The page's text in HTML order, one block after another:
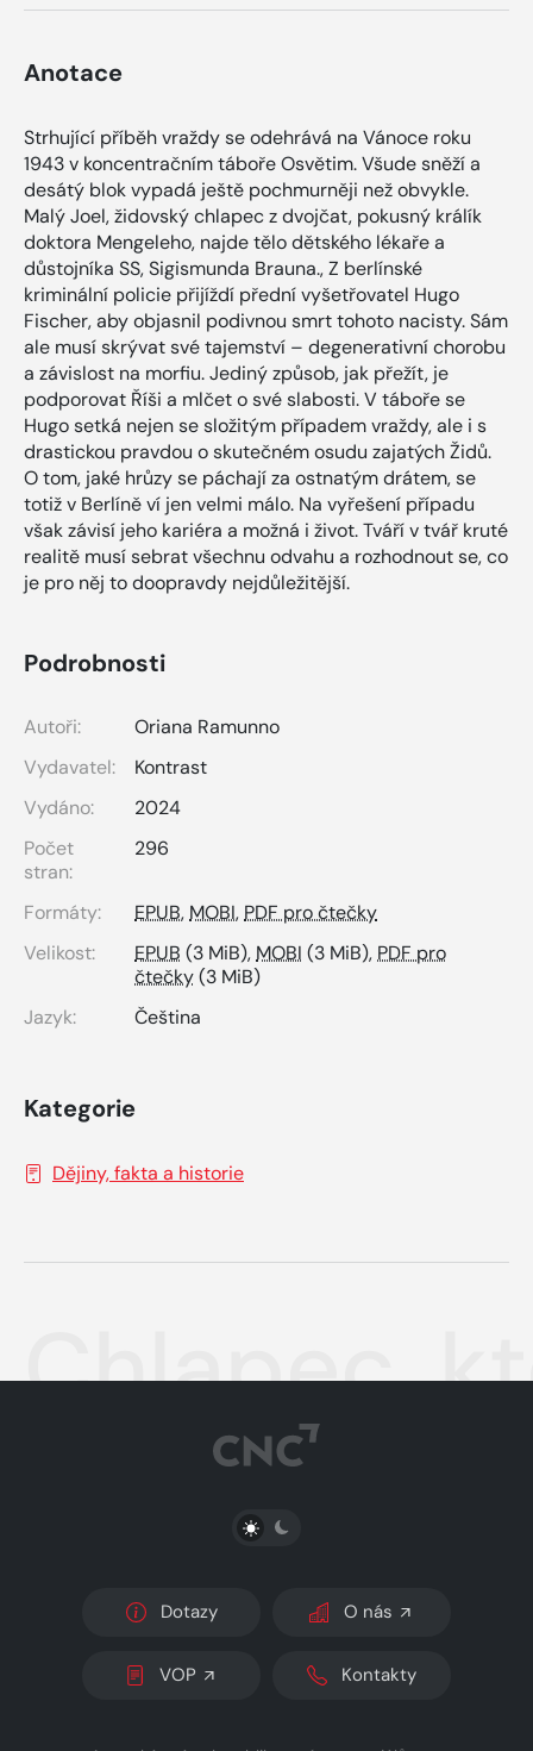
Anotace
Strhující příběh vraždy se odehrává na Vánoce roku
1943 v koncentračním táboře Osvětim. Všude sněží a
desátý blok vypadá ještě pochmurněji než obvykle.
Malý Joel, židovský chlapec z dvojčat, pokusný králík
doktora Mengeleho, najde tělo dětského lékaře a
důstojníka SS, Sigismunda Brauna., Z berlínské
kriminální policie přijíždí přední vyšetřovatel Hugo
Fischer, aby objasnil podivnou smrt tohoto nacisty. Sám
ale musí skrývat své tajemství – degenerativní chorobu
a závislost na morfiu. Jediný způsob, jak přežít, je
podporovat Říši a mlčet o své slabosti. V táboře se
Hugo setká nejen se složitým případem vraždy, ale i s
drastickou pravdou o skutečném osudu zajatých Židů.
O tom, jaké hrůzy se páchají za ostnatým drátem, se
totiž v Berlíně ví jen velmi málo. Na vyřešení případu
však závisí jeho kariéra a možná i život. Tváří v tvář kruté
realitě musí sebrat všechnu odvahu a rozhodnout se, co
je pro něj to doopravdy nejdůležitější.
Podrobnosti
Autoři:
Oriana Ramunno
Vydavatel:
Kontrast
Vydáno:
2024
Počet
stran:
296
Formáty: EPUB, MOBI, PDF pro čtečky
Velikost:
EPUB (3 MiB), MOBI (3 MiB), PDF pro
čtečky(3 MiB)
Jazyk:
Čeština
Kategorie
Dějiny, fakta a historie
Chlapec,
PŘEPNOUT SVĚTLÝ/TMAVÝ REŽIM
Dotazy O nás
VOP Kontakty